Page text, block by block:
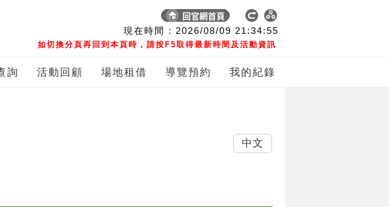
現在時間 : 2026/08/09 21:34:55
如切換分頁再回到本頁時，請按F5取得最新時間及活動資訊
詢 活動回顧 場地租借 導覽預約 我的紀錄